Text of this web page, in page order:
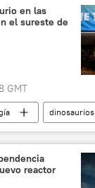
extintos
en las
el sureste de
GMT
dinosaurios
reactor